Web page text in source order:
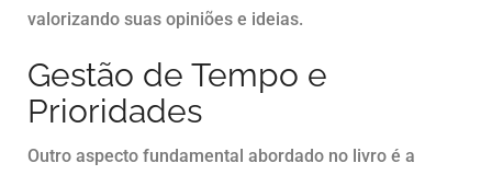
valorizando suas opiniões e ideias.
Gestão de Tempo e
Prioridades
Outro aspecto fundamental abordado no livro é a